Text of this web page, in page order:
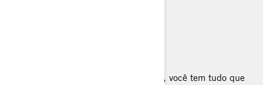
O seu playground aguarda. Dia e noite, você tem tudo que